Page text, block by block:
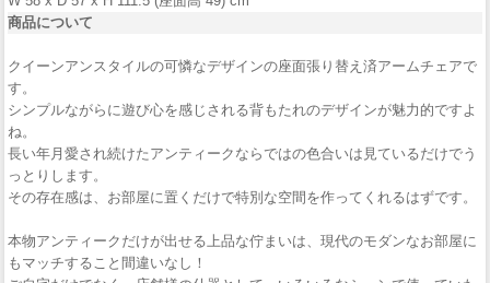
商品について
クイーンアンスタイルの可憐なデザインの座面張り替え済アームチェアで
す。
シンプルながらに遊び心を感じされる背もたれのデザインが魅力的ですよ
ね。
長い年月愛され続けたアンティークならではの色合いは見ているだけでう
っとりします。
その存在感は、お部屋に置くだけで特別な空間を作ってくれるはずです。
本物アンティークだけが出せる上品な佇まいは、現代のモダンなお部屋に
もマッチすること間違いなし！